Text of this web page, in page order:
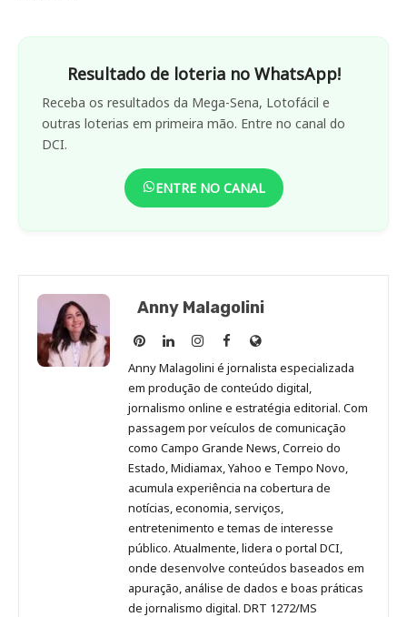
Resultado de loteria no WhatsApp!
Receba os resultados da Mega-Sena, Lotofácil e
outras loterias em primeira mão. Entre no canal do
DCI.
ENTRE NO CANAL
Anny Malagolini
Anny
Malagolini
no
Pinterest
Anny
Malagolini
no
LinkedIn
Anny
Malagolini
no
Instagram
Anny
Malagolini
no
Facebook
Site
de
Anny
Malagolini
Anny Malagolini é jornalista especializada
em produção de conteúdo digital,
jornalismo online e estratégia editorial. Com
passagem por veículos de comunicação
como Campo Grande News, Correio do
Estado, Midiamax, Yahoo e Tempo Novo,
acumula experiência na cobertura de
notícias, economia, serviços,
entretenimento e temas de interesse
público. Atualmente, lidera o portal DCI,
onde desenvolve conteúdos baseados em
apuração, análise de dados e boas práticas
de jornalismo digital. DRT 1272/MS